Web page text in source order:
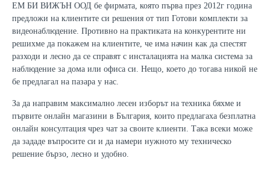
ЕМ БИ ВИЖЪН ООД бе фирмата, която първа през 2012г година
предложи на клиентите си решения от тип Готови комплекти за
видеонаблюдение. Противно на практиката на конкурентите ни
решихме да покажем на клиентите, че има начин как да спестят
разходи и лесно да се справят с инсталацията на малка система за
наблюдение за дома или офиса си. Нещо, което до тогава никой не
бе предлагал на пазара у нас.
За да направим максимално лесен изборът на техника бяхме и
първите онлайн магазини в България, които предлагаха безплатна
онлайн консултация чрез чат за своите клиенти. Така всеки може
да зададе въпросите си и да намери нужното му техническо
решение бързо, лесно и удобно.